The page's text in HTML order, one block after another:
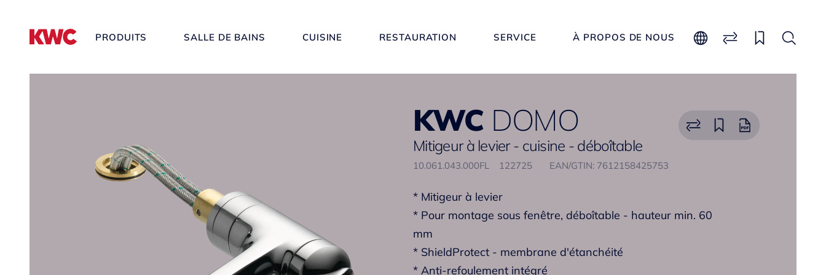
PRODUITS SALLE DE BAINS CUISINE RESTAURATION SERVICE À PROPOS DE NOUS
KWC DOMO
Mitigeur à levier - cuisine - déboîtable
10.061.043.000FL 122725 EAN/GTIN: 7612158425753
* Mitigeur à levier
* Pour montage sous fenêtre, déboîtable - hauteur min. 60
mm
* ShieldProtect - membrane d'étanchéité
* Anti-refoulement intégré